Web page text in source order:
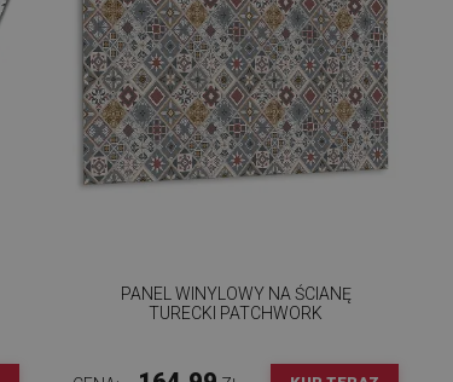
PANEL WINYLOWY NA ŚCIANĘ
TURECKI PATCHWORK